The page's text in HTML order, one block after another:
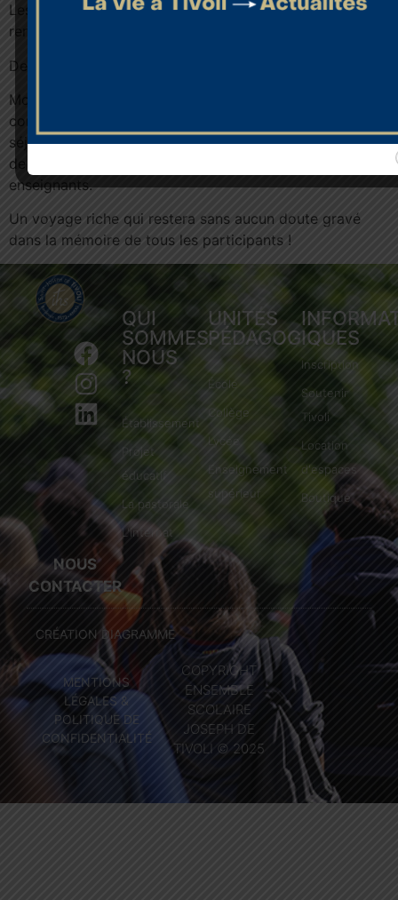
Les temps partagés hors des salles de classe ont
renforcé les apprentissages humains et collectifs.
Des souvenirs et une cohésion renforcée
Moments de convivialité, entraide, rires et souvenirs
communs ont rythmé cette semaine à la montagne. Ce
séjour a permis de renforcer la cohésion de groupe et
de créer des liens durables entre les élèves et leurs
enseignants.
Un voyage riche qui restera sans aucun doute gravé
dans la mémoire de tous les participants !
QUI
SOMMES-
NOUS
?
Établissement
Projet
éducatif
La pastorale
L'internat
UNITÉS
PÉDAGOGIQUES
École
Collège
Lycée
Enseignement
supérieur
Inscription
Soutenir
Tivoli
Location
d'espaces
Boutique
NOUS
CONTACTER
CRÉATION DIAGRAMME
MENTIONS
LÉGALES &
POLITIQUE DE
CONFIDENTIALITÉ
COPYRIGHT
ENSEMBLE
SCOLAIRE
JOSEPH DE
TIVOLI © 2025